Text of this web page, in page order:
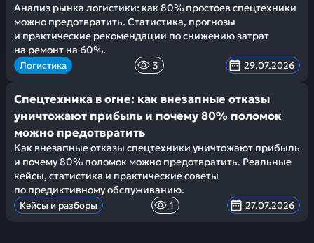
Анализ рынка логистики: как 80% простоев спецтехники
можно предотвратить. Статистика, прогнозы
и практические рекомендации по снижению затрат
на ремонт на 60%.
Логистика 3 29.07.2026
Спецтехника в огне: как внезапные отказы
уничтожают прибыль и почему 80% поломок
можно предотвратить
Как внезапные отказы спецтехники уничтожают прибыль
и почему 80% поломок можно предотвратить. Реальные
кейсы, статистика и практические советы
по предиктивному обслуживанию.
Кейсы и разборы 1 27.07.2026